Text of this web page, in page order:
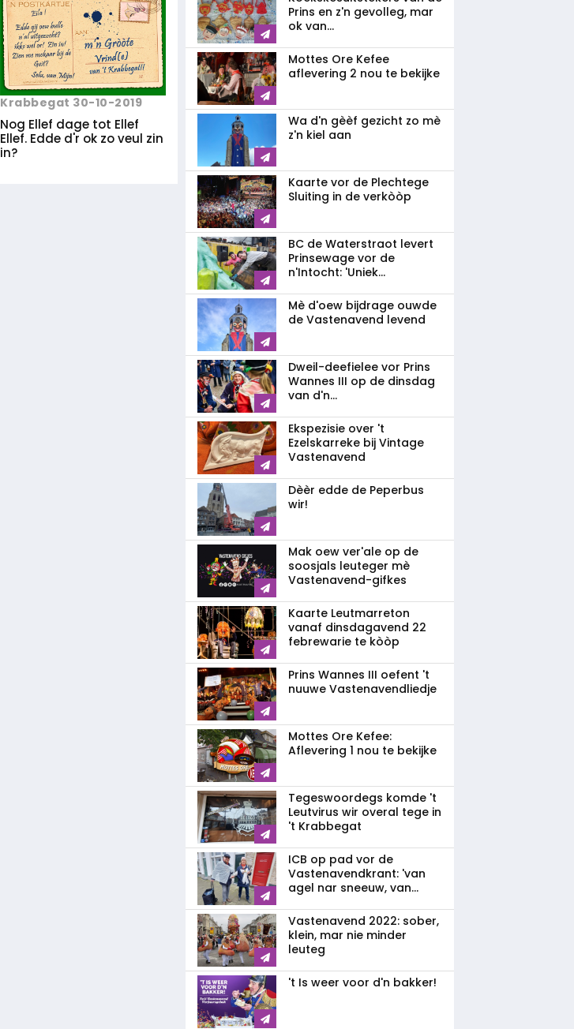
Krabbegat 30-10-2019
Nog Ellef dage tot Ellef
Ellef. Edde d'r ok zo veul zin
in?
Prins en z'n gevolleg, mar
ok van...
Mottes Ore Kefee
aflevering 2 nou te bekijke
Wa d'n gèèf gezicht zo mè
z'n kiel aan
Kaarte vor de Plechtege
Sluiting in de verkòòp
BC de Waterstraot levert
Prinsewage vor de
n'Intocht: 'Uniek...
Mè d'oew bijdrage ouwde
de Vastenavend levend
Dweil-deefielee vor Prins
Wannes III op de dinsdag
van d'n...
Ekspezisie over 't
Ezelskarreke bij Vintage
Vastenavend
Dèèr edde de Peperbus
wir!
Mak oew ver'ale op de
soosjals leuteger mè
Vastenavend-gifkes
Kaarte Leutmarreton
vanaf dinsdagavend 22
febrewarie te kòòp
Prins Wannes III oefent 't
nuuwe Vastenavendliedje
Mottes Ore Kefee:
Aflevering 1 nou te bekijke
Tegeswoordegs komde 't
Leutvirus wir overal tege in
't Krabbegat
ICB op pad vor de
Vastenavendkrant: 'van
agel nar sneeuw, van...
Vastenavend 2022: sober,
klein, mar nie minder
leuteg
't Is weer voor d'n bakker!